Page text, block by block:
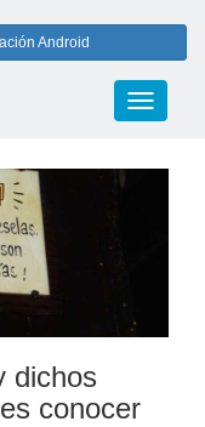
Android
Toggle
dichos
conocer